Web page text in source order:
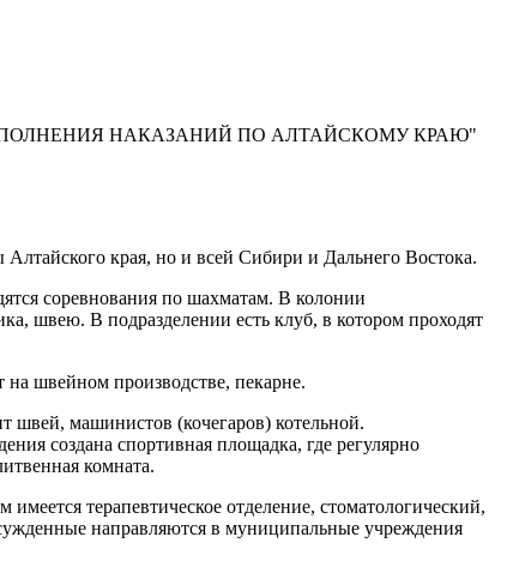
НАКАЗАНИЙ ПО АЛТАЙСКОМУ КРАЮ"
края, но и всей Сибири и Дальнего Востока.
соревнования по шахматам. В колонии
швею. В подразделении есть клуб, в котором проходят
швейном производстве, пекарне.
машинистов (кочегаров) котельной.
создана спортивная площадка, где регулярно
комната.
терапевтическое отделение, стоматологический,
направляются в муниципальные учреждения